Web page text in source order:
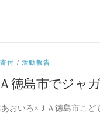
寄付 /活動報告
徳島市でジャ
あおいろ×ＪＡ徳島市こ